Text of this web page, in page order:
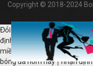
Copyright © 2018-2024
Đối tác:lịch bóng đá hôm nay
định bóng đá|kèo bóng đá Ý
miền bắc|dự đoán xổ số
bóng đá hôm nay | nhận